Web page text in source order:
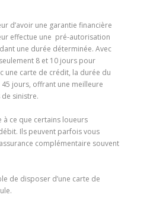
d’avoir une garantie financière
effectue une pré-autorisation
une durée déterminée. Avec
8 et 10 jours pour
une carte de crédit, la durée du
jours, offrant une meilleure
sinistre.
à ce que certains loueurs
Ils peuvent parfois vous
complémentaire souvent
de disposer d’une carte de